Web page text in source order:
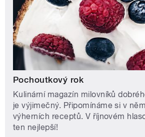
Pochoutkový rok
Kulinární magazín milovníků
je výjimečný. Připomínáme si v
výherních receptů. V říjnovém
ten nejlepší!